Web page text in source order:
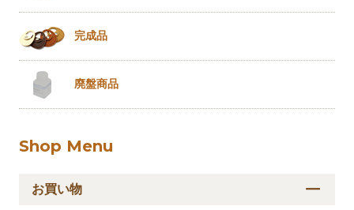
完成品
廃盤商品
Shop Menu
お買い物